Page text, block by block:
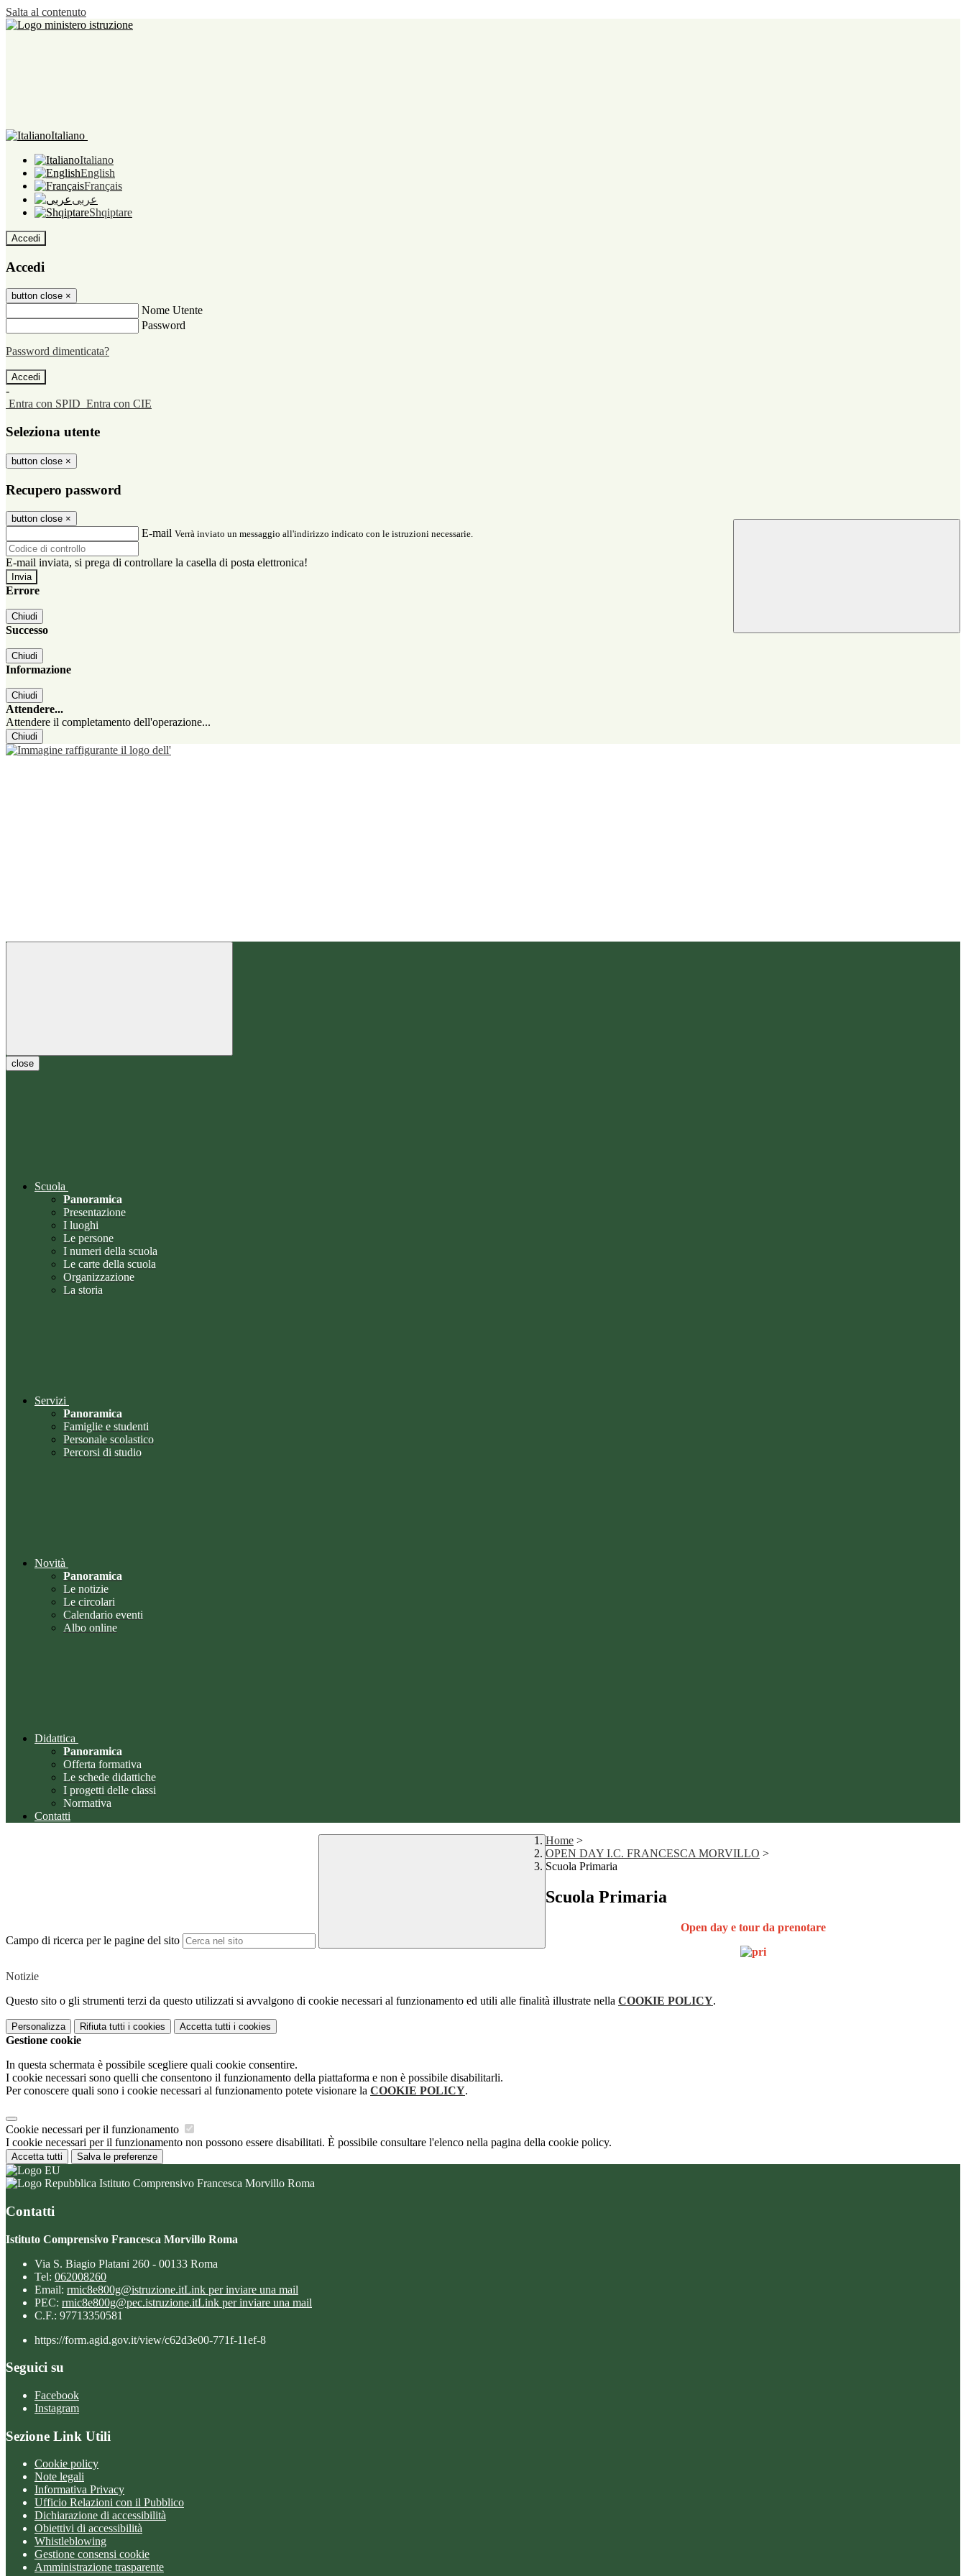
Salta al contenuto
Italiano
Italiano
English
Français
عربى
Shqiptare
Accedi
Accedi
button close ×
Nome Utente
Password
Password dimenticata?
-
Entra con SPID Entra con CIE
Seleziona utente
button close ×
Recupero password
button close ×
E-mail Verrà inviato un messaggio all'indirizzo indicato con le istruzioni necessarie.
E-mail inviata, si prega di controllare la casella di posta elettronica!
Errore
Chiudi
Successo
Chiudi
Informazione
Chiudi
Attendere...
Attendere il completamento dell'operazione...
Chiudi
close
Scuola
Panoramica
Presentazione
I luoghi
Le persone
I numeri della scuola
Le carte della scuola
Organizzazione
La storia
Servizi
Panoramica
Famiglie e studenti
Personale scolastico
Percorsi di studio
Novità
Panoramica
Le notizie
Le circolari
Calendario eventi
Albo online
Didattica
Panoramica
Offerta formativa
Le schede didattiche
I progetti delle classi
Normativa
Contatti
Campo di ricerca per le pagine del sito
Home >
OPEN DAY I.C. FRANCESCA MORVILLO >
Scuola Primaria
Scuola Primaria
Open day e tour da prenotare
Notizie
Questo sito o gli strumenti terzi da questo utilizzati si avvalgono di cookie necessari al funzionamento ed utili alle finalità illustrate nella COOKIE POLICY.
Personalizza Rifiuta tutti i cookies Accetta tutti i cookies
Gestione cookie
In questa schermata è possibile scegliere quali cookie consentire.
I cookie necessari sono quelli che consentono il funzionamento della piattaforma e non è possibile disabilitarli.
Per conoscere quali sono i cookie necessari al funzionamento potete visionare la COOKIE POLICY.
Cookie necessari per il funzionamento
I cookie necessari per il funzionamento non possono essere disabilitati. È possibile consultare l'elenco nella pagina della cookie policy.
Accetta tutti Salva le preferenze
Istituto Comprensivo Francesca Morvillo Roma
Contatti
Istituto Comprensivo Francesca Morvillo Roma
Via S. Biagio Platani 260 - 00133 Roma
Tel: 062008260
Email: rmic8e800g@istruzione.itLink per inviare una mail
PEC: rmic8e800g@pec.istruzione.itLink per inviare una mail
C.F.: 97713350581
https://form.agid.gov.it/view/c62d3e00-771f-11ef-8
Seguici su
Facebook
Instagram
Sezione Link Utili
Cookie policy
Note legali
Informativa Privacy
Ufficio Relazioni con il Pubblico
Dichiarazione di accessibilità
Obiettivi di accessibilità
Whistleblowing
Gestione consensi cookie
Amministrazione trasparente